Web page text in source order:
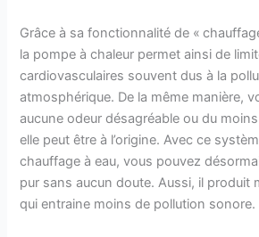
Grâce à sa fonctionnalité de «
la pompe à chaleur permet ainsi de
cardiovasculaires souvent dus à la
atmosphérique. De la même manière,
aucune odeur désagréable ou du
elle peut être à l’origine. Avec ce
chauffage à eau, vous pouvez
pur sans aucun doute. Aussi, il produit
qui entraine moins de pollution sonore.